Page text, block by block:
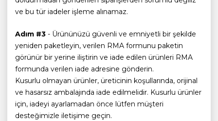
ve bu tür iadeler işleme alınamaz.
Adım #3 - Ürününüzü güvenli ve emniyetli bir şekilde
yeniden paketleyin, verilen RMA formunu paketin
görünür bir yerine iliştirin ve iade edilen ürünleri RMA
formunda verilen iade adresine gönderin.
Kusurlu olmayan ürünler, üreticinin koşullarında, orijinal
ve hasarsız ambalajında iade edilmelidir. Kusurlu ürünler
için, iadeyi ayarlamadan önce lütfen müşteri
desteğimizle iletişime geçin.